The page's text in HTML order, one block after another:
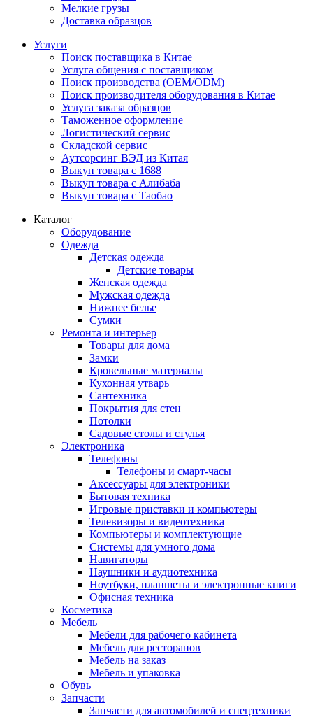
Мелкие грузы
Доставка образцов
Услуги
Поиск поставщика в Китае
Услуга общения с поставщиком
Поиск производства (OEM/ODM)
Поиск производителя оборудования в Китае
Услуга заказа образцов
Таможенное оформление
Логистический сервис
Складской сервис
Аутсорсинг ВЭД из Китая
Выкуп товара с 1688
Выкуп товара с Алибаба
Выкуп товара с Таобао
Каталог
Оборудование
Одежда
Детская одежда
Детские товары
Женская одежда
Мужская одежда
Нижнее белье
Сумки
Ремонта и интерьер
Товары для дома
Замки
Кровельные материалы
Кухонная утварь
Сантехника
Покрытия для стен
Потолки
Садовые столы и стулья
Электроника
Телефоны
Телефоны и смарт-часы
Аксессуары для электроники
Бытовая техника
Игровые приставки и компьютеры
Телевизоры и видеотехника
Компьютеры и комплектующие
Системы для умного дома
Навигаторы
Наушники и аудиотехника
Ноутбуки, планшеты и электронные книги
Офисная техника
Косметика
Мебель
Мебели для рабочего кабинета
Мебель для ресторанов
Мебель на заказ
Мебель и упаковка
Обувь
Запчасти
Запчасти для автомобилей и спецтехники